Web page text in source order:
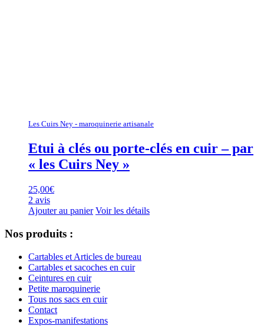
Les Cuirs Ney - maroquinerie artisanale
Etui à clés ou porte-clés en cuir – par
« les Cuirs Ney »
25,00€
2 avis
Ajouter au panier Voir les détails
Nos produits :
Cartables et Articles de bureau
Cartables et sacoches en cuir
Ceintures en cuir
Petite maroquinerie
Tous nos sacs en cuir
Contact
Expos-manifestations